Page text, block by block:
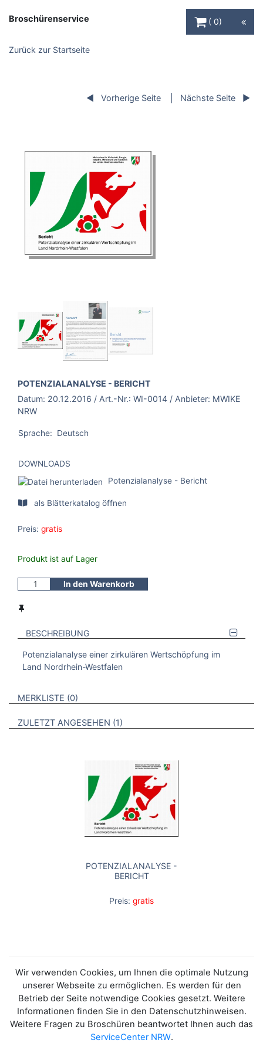
Broschürenservice
0
Zurück zur Startseite
Vorherige Seite Nächste Seite
BROSCHÜRE:
POTENZIALANALYSE - BERICHT
Datum: 20.12.2016 / Art.-Nr.: WI-0014 / Anbieter: MWIKE
NRW
Sprache: Deutsch
DOWNLOADS
Potenzialanalyse - Bericht
als Blätterkatalog öffnen
Preis: gratis
Produkt ist auf Lager
In den Warenkorb
BESCHREIBUNG
Potenzialanalyse einer zirkulären Wertschöpfung im
Land Nordrhein-Westfalen
VERWEISE AUF VERMERKTE- ODER ZULETZT ANGESEHENE
MERKLISTE 0 BROSCHÜREN
ZULETZT ANGESEHEN 1 BROSCHÜREN
POTENZIALANALYSE -
BERICHT
Preis: gratis
Wir verwenden Cookies, um Ihnen die optimale Nutzung
unserer Webseite zu ermöglichen. Es werden für den
Betrieb der Seite notwendige Cookies gesetzt. Weitere
Informationen finden Sie in den Datenschutzhinweisen.
Weitere Fragen zu Broschüren beantwortet Ihnen auch das
ServiceCenter NRW.